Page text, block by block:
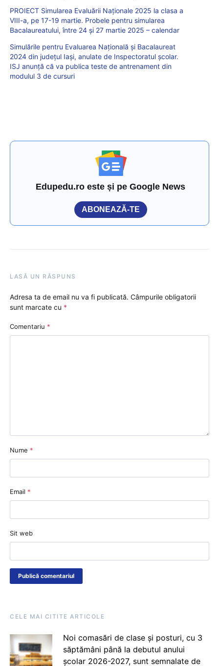
PROIECT Simularea Evaluării Naționale 2025 la clasa a
VIII-a, pe 17-19 martie. Probele pentru simularea
Bacalaureatului, între 24 și 27 martie 2025 – calendar
Simulările pentru Evaluarea Națională și Bacalaureat
2024 din județul Iași, anulate de Inspectoratul școlar.
ISJ anunță că va publica teste de antrenament din
modulul 3 de cursuri
Edupedu.ro este și pe Google News
ABONEAZĂ-TE
LASĂ UN RĂSPUNS
Adresa ta de email nu va fi publicată. Câmpurile obligatorii
sunt marcate cu *
Comentariu *
Nume *
Email *
Sit web
CELE MAI CITITE ARTICOLE
Noi comasări de clase și posturi, cu 3
săptămâni până la debutul anului
școlar 2026-2027, sunt semnalate de